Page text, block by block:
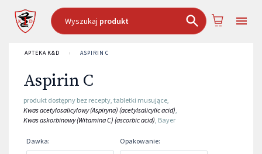
Wyszukaj produkt
APTEKA K&D › ASPIRIN C
Aspirin C
produkt dostępny bez recepty, tabletki musujące,
Kwas acetylosalicylowy (Aspiryna) (acetylsalicylic acid),
Kwas askorbinowy (Witamina C) (ascorbic acid), Bayer
Dawka: Opakowanie: